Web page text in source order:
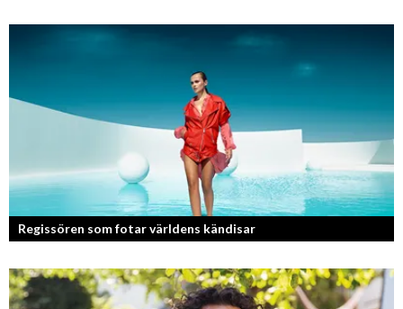
Regissören som fotar världens kändisar
Fotografen och regissören Peter Svenson har en lång meritlista och är
ett sant bevis på att om man tror på sig själv och...